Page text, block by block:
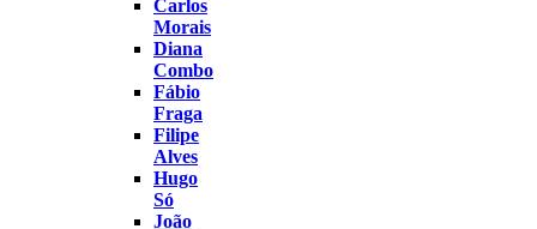
Carlos
Morais
Diana
Combo
Fábio
Fraga
Filipe
Alves
Hugo
Só
João